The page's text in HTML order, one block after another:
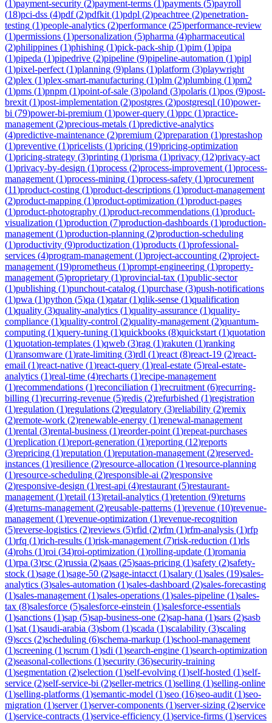
(1)payment-security (2)payment-terms (1)payments (5)payroll
(18)pci-dss (4)pdf(2)pdfkit (1)pdpl (2)peachtree (2)penetration-
testing (1)people-analytics (2)performance (25)performance-review
(1)permissions (1)personalization (5)pharma (4)pharmaceutical
(2)philippines (1)phishing (1)pick-pack-ship (1)pim (1)pipa
(1)pipeda (1)pipedrive (2)pipeline (9)pipeline-automation (1)pipl
(1)pixel-perfect (1)planning (9)plans (1)platform (3)playwright
(2)plex (1)plex-smart-manufacturing (1)plm (2)plumbing (1)pm2
(1)pms (1)pnpm (1)point-of-sale (3)poland (3)polaris (1)pos (9)post-
brexit (1)post-implementation (2)postgres (2)postgresql (10)power-
bi (79)power-bi-premium (1)power-query (1)ppc (1)practice-
management (2)precious-metals (1)predictive-analytics
(4)predictive-maintenance (2)premium (2)preparation (1)prestashop
(1)preventive (1)pricelists (1)pricing (19)pricing-optimization
(1)pricing-strategy (3)printing (1)prisma (1)privacy (12)privacy-act
(1)privacy-by-design (1)process (2)process-improvement (1)process-
management (1)process-mining (1)process-safety (1)procurement
(11)product-costing (1)product-descriptions (1)product-management
(2)product-mapping (1)product-optimization (1)product-pages
(1)product-photography (1)product-recommendations (1)product-
visualization (1)production (7)production-dashboards (1)production-
management (1)production-planning (2)production-scheduling
(1)productivity (9)productization (1)products (1)professional-
services (4)program-management (1)project-accounting (2)project-
management (19)prometheus (1)prompt-engineering (1)property-
management (5)proprietary (1)provincial-tax (1)public-sector
(1)publishing (1)punchout-catalog (1)purchase (3)push-notifications
(1)pwa (1)python (5)qa (1)qatar(1)qlik-sense (1)qualification
(1)quality (3)quality-analytics (1)quality-assurance (1)quality-
compliance (1)quality-control (2)quality-management (2)quantum-
computing (1)query-tuning (1)quickbooks (8)quickstart (1)quotation
(1)quotation-templates (1)qweb (3)rag (1)rakuten (1)ranking
(1)ransomware (1)rate-limiting (3)rdl (1)react (8)react-19 (2)react-
email (1)react-native (1)react-query (1)real-estate (5)real-estate-
analytics (1)real-time (4)recharts (1)recipe-management
(1)recommendations (1)reconciliation (1)recruitment (6)recurring-
billing (1)recurring-revenue (5)redis (2)refurbished (1)registration
(1)regulation (1)regulations (2)regulatory (3)reliability (2)remix
(2)remote-work (2)renewable-energy (1)renewal-management
(1)rental (3)rental-business (1)reorder-point (1)repeat-purchases
(1)replication (1)report-generation (1)reporting (12)reports
(3)repricing (1)reputation (1)reputation-management (2)reserved-
instances (1)resilience (2)resource-allocation (1)resource-planning
(1)resource-scheduling (2)responsible-ai (2)responsive
(2)responsive-design (1)rest-api (4)restaurant (5)restaurant-
management (1)retail (13)retail-analytics (1)retention (9)returns
(4)returns-management (2)reusable-patterns (1)revenue (10)revenue-
management (1)revenue-optimization (1)revenue-recognition
(5)reverse-logistics (2)reviews (5)rfid (2)rfm (1)rfm-analysis (1)rfp
(1)rfq (1)rich-results (1)risk-management (7)risk-reduction (1)rls
(4)rohs (1)roi (34)roi-optimization (1)rolling-update (1)romania
(1)rpa (3)rsc (2)russia (2)saas (25)saas-pricing (1)safety (2)safety-
stock (1)sage (1)sage-50 (2)sage-intacct (1)salary (1)sales (19)sales-
analytics (3)sales-automation (1)sales-dashboard (2)sales-forecasting
(1)sales-management (1)sales-operations (1)sales-pipeline (1)sales-
tax (8)salesforce (5)salesforce-einstein (1)salesforce-essentials
(1)sanctions (1)sap (5)sap-business-one (2)sap-hana (1)sars (2)sasb
(1)sat (1)saudi-arabia (3)sbom (1)scada (1)scalability (3)scaling
(9)sccs (2)scheduling (6)schema-markup (1)school-management
(1)screening (1)scrum (1)sdi (1)search-engine (1)search-optimization
(2)seasonal-collections (1)security (36)security-training
(1)segmentation (2)selection (1)self-evolving (1)self-hosted (1)self-
service (2)self-service-bi (2)seller-metrics (1)selling (1)selling-online
(1)selling-platforms (1)semantic-model (1)seo (16)seo-audit (1)seo-
migration (1)server(1)server-components (1)server-sizing (2)service
(1)service-contracts (1)service-efficiency (1)service-firms (1)services